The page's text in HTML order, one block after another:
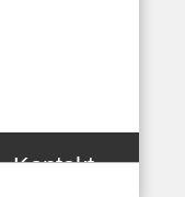
Kontakt